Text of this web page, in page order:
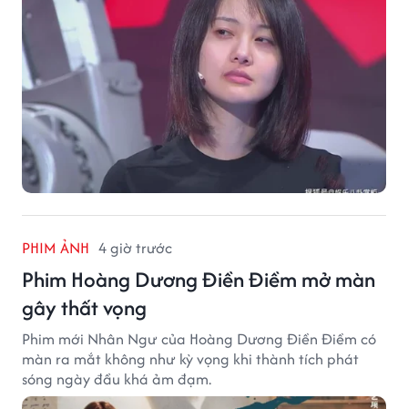
PHIM ẢNH 4 giờ trước
Phim Hoàng Dương Điền Điềm mở màn
gây thất vọng
Phim mới Nhân Ngư của Hoàng Dương Điền Điềm có
màn ra mắt không như kỳ vọng khi thành tích phát
sóng ngày đầu khá ảm đạm.